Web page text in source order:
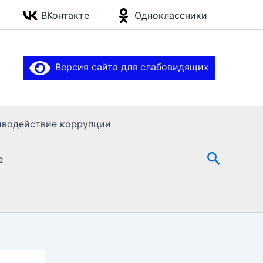
ВКонтакте Одноклассники
Версия сайта для слабовидящих
коррупции
Поиск